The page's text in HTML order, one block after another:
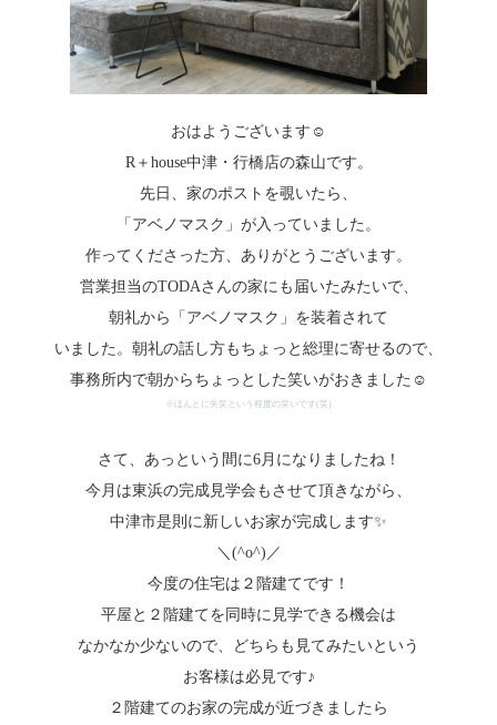
おはようございます☺
R＋house中津・行橋店の森山です。
先日、家のポストを覗いたら、
「アベノマスク」が入っていました。
作ってくださった方、ありがとうございます。
営業担当のTODAさんの家にも届いたみたいで、
朝礼から「アベノマスク」を装着されて
いました。朝礼の話し方もちょっと総理に寄せるので、
事務所内で朝からちょっとした笑いがおきました☺
※ほんとに失笑という程度の笑いです(笑)
さて、あっという間に6月になりましたね！
今月は東浜の完成見学会もさせて頂きながら、
中津市是則に新しいお家が完成します✨
＼(^o^)／
今度の住宅は２階建てです！
平屋と２階建てを同時に見学できる機会は
なかなか少ないので、どちらも見てみたいという
お客様は必見です♪
２階建てのお家の完成が近づきましたら